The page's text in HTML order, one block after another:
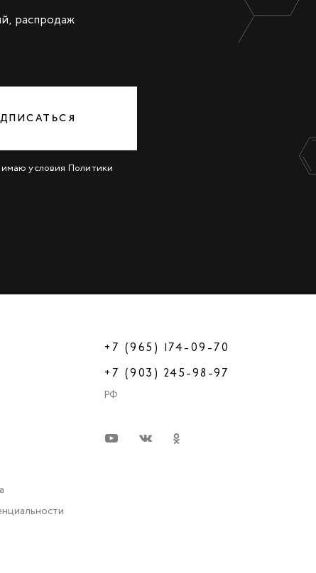
распродаж
условия Политики
+7 (965) 174-09-70
+7 (903) 245-98-97
РФ